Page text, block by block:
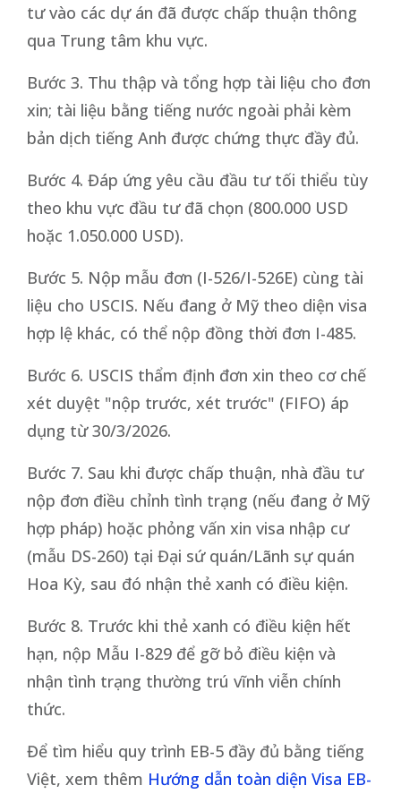
tư vào các dự án đã được chấp thuận thông
qua Trung tâm khu vực.
Bước 3. Thu thập và tổng hợp tài liệu cho đơn
xin; tài liệu bằng tiếng nước ngoài phải kèm
bản dịch tiếng Anh được chứng thực đầy đủ.
Bước 4. Đáp ứng yêu cầu đầu tư tối thiểu tùy
theo khu vực đầu tư đã chọn (800.000 USD
hoặc 1.050.000 USD).
Bước 5. Nộp mẫu đơn (I-526/I-526E) cùng tài
liệu cho USCIS. Nếu đang ở Mỹ theo diện visa
hợp lệ khác, có thể nộp đồng thời đơn I-485.
Bước 6. USCIS thẩm định đơn xin theo cơ chế
xét duyệt "nộp trước, xét trước" (FIFO) áp
dụng từ 30/3/2026.
Bước 7. Sau khi được chấp thuận, nhà đầu tư
nộp đơn điều chỉnh tình trạng (nếu đang ở Mỹ
hợp pháp) hoặc phỏng vấn xin visa nhập cư
(mẫu DS-260) tại Đại sứ quán/Lãnh sự quán
Hoa Kỳ, sau đó nhận thẻ xanh có điều kiện.
Bước 8. Trước khi thẻ xanh có điều kiện hết
hạn, nộp Mẫu I-829 để gỡ bỏ điều kiện và
nhận tình trạng thường trú vĩnh viễn chính
thức.
Để tìm hiểu quy trình EB-5 đầy đủ bằng tiếng
Việt, xem thêm Hướng dẫn toàn diện Visa EB-